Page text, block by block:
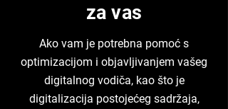
za vas
Ako vam je potrebna pomoć s
optimizacijom i objavljivanjem vašeg
digitalnog vodiča, kao što je
digitalizacija postojećeg sadržaja,